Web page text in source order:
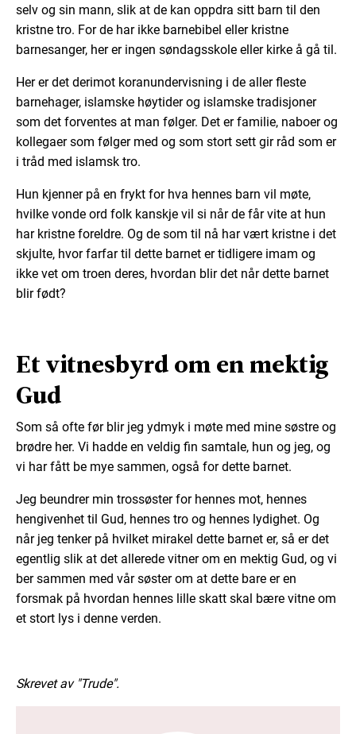
selv og sin mann, slik at de kan oppdra sitt barn til den
kristne tro. For de har ikke barnebibel eller kristne
barnesanger, her er ingen søndagsskole eller kirke å gå til.
Her er det derimot koranundervisning i de aller fleste
barnehager, islamske høytider og islamske tradisjoner
som det forventes at man følger. Det er familie, naboer og
kollegaer som følger med og som stort sett gir råd som er
i tråd med islamsk tro.
Hun kjenner på en frykt for hva hennes barn vil møte,
hvilke vonde ord folk kanskje vil si når de får vite at hun
har kristne foreldre. Og de som til nå har vært kristne i det
skjulte, hvor farfar til dette barnet er tidligere imam og
ikke vet om troen deres, hvordan blir det når dette barnet
blir født?
Et vitnesbyrd om en mektig
Gud
Som så ofte før blir jeg ydmyk i møte med mine søstre og
brødre her. Vi hadde en veldig fin samtale, hun og jeg, og
vi har fått be mye sammen, også for dette barnet.
Jeg beundrer min trossøster for hennes mot, hennes
hengivenhet til Gud, hennes tro og hennes lydighet. Og
når jeg tenker på hvilket mirakel dette barnet er, så er det
egentlig slik at det allerede vitner om en mektig Gud, og vi
ber sammen med vår søster om at dette bare er en
forsmak på hvordan hennes lille skatt skal bære vitne om
et stort lys i denne verden.
Skrevet av "Trude".